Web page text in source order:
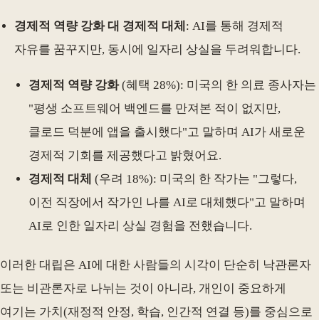
경제적 역량 강화 대 경제적 대체 : AI를 통해 경제적
자유를 꿈꾸지만, 동시에 일자리 상실을 두려워합니다.
경제적 역량 강화(혜택 28%): 미국의 한 의료 종사자는
"평생 소프트웨어 백엔드를 만져본 적이 없지만,
클로드 덕분에 앱을 출시했다"고 말하며 AI가 새로운
경제적 기회를 제공했다고 밝혔어요.
경제적 대체 (우려 18%): 미국의 한 작가는 "그렇다,
이전 직장에서 작가인 나를 AI로 대체했다"고 말하며
AI로 인한 일자리 상실 경험을 전했습니다.
이러한 대립은 AI에 대한 사람들의 시각이 단순히 낙관론자
또는 비관론자로 나뉘는 것이 아니라, 개인이 중요하게
여기는 가치(재정적 안정, 학습, 인간적 연결 등)를 중심으로